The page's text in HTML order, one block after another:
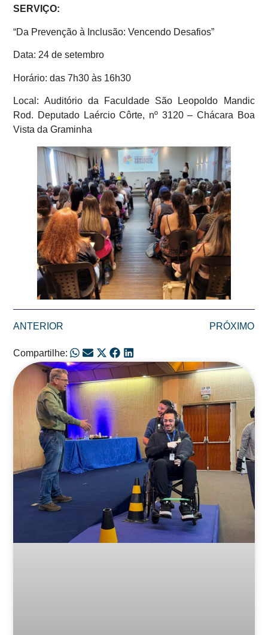
SERVIÇO:
“Da Prevenção à Inclusão: Vencendo Desafios”
Data: 24 de setembro
Horário: das 7h30 às 16h30
Local: Auditório da Faculdade São Leopoldo Mandic
Rod. Deputado Laércio Côrte, nº 3120 – Chácara Boa
Vista da Graminha
ANTERIOR PRÓXIMO
Compartilhe:
Posts Relacionados